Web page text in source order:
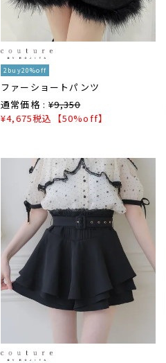
2buy20%off
ファーショートパンツ
通常価格 : ¥9,350
¥4,675税込 【50%off】